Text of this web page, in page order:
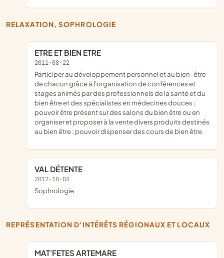
RELAXATION, SOPHROLOGIE
ETRE ET BIEN ETRE
2011-08-22
participer au développement personnel et au bien-être
de chacun grâce à l'organisation de conférences et
stages animés par des professionnels de la santé et du
bien être et des spécialistes en médecines douces ;
pouvoir être présent sur des salons du bien être ou en
organiser et proposer à la vente divers produits destinés
au bien être ; pouvoir dispenser des cours de bien être
VAL DÉTENTE
2017-10-03
sophrologie
REPRÉSENTATION D'INTÉRÊTS RÉGIONAUX ET LOCAUX
MAT'FETES ARTEMARE